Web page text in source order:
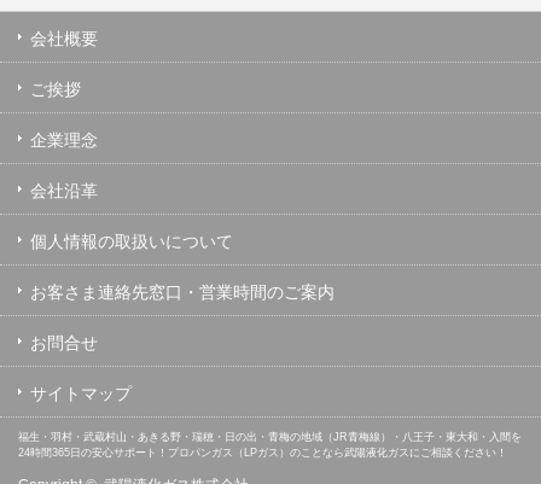
会社概要
ご挨拶
企業理念
会社沿革
個人情報の取扱いについて
お客さま連絡先窓口・営業時間のご案内
お問合せ
サイトマップ
福生・羽村・武蔵村山・あきる野・瑞穂・日の出・青梅の地域（JR青梅線）・八王子・東大和・入間を
24時間365日の安心サポート！プロパンガス（LPガス）のことなら武陽液化ガスにご相談ください！